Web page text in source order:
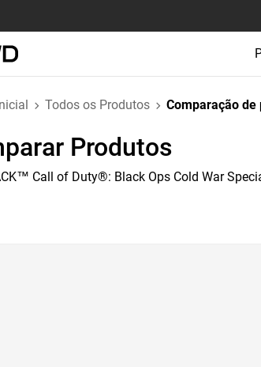
Todos os Produtos Comparação de
Produtos
Call of Duty®: Black Ops Cold War